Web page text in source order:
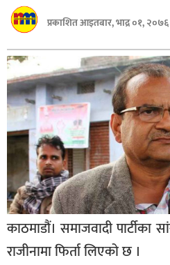
लुम्बिनी
गण्डकी
बागमती
कर्णाली
सुदूरपश्चिम
मधेश
विशेष
राजनीति
प्रमुख
समाचार
प्रकाशित आइतबार, भाद्र ०१, २०७६
काठमाडौं। समाजवादी पार्टीका
राजीनामा फिर्ता लिएको छ ।